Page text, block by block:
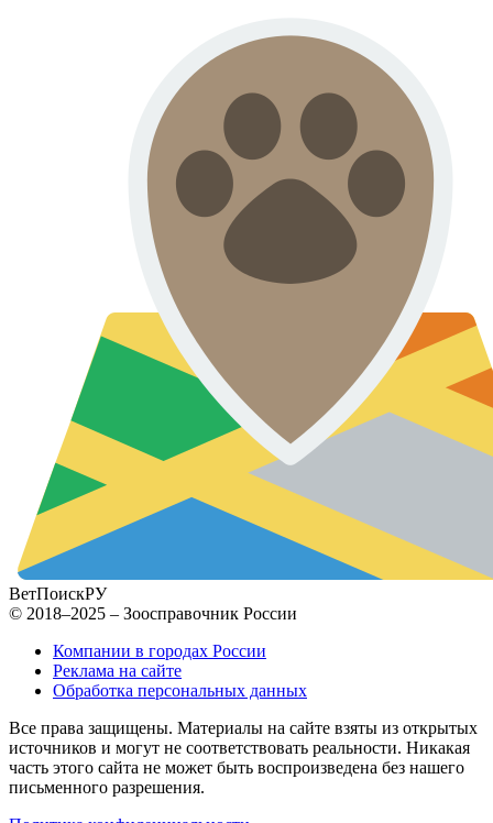
ВетПоискРУ
© 2018–2025 – Зоосправочник России
Компании в городах России
Реклама на сайте
Обработка персональных данных
Все права защищены. Материалы на сайте взяты из открытых
источников и могут не соответствовать реальности. Никакая
часть этого сайта не может быть воспроизведена без нашего
письменного разрешения.